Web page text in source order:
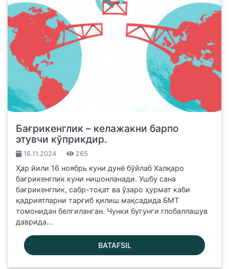
Бағрикенглик – келажакни барпо
этувчи кўприкдир.
16.11.2024 265
Ҳар йили 16 ноябрь куни дунё бўйлаб Халқаро
бағрикенглик куни нишонланади. Ушбу сана
бағрикенглик, сабр-тоқат ва ўзаро ҳурмат каби
қадриятларни тарғиб қилиш мақсадида БМТ
томонидан белгиланган. Чунки бугунги глобаллашув
даврида...
BATAFSIL